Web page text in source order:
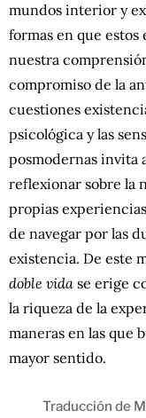
mundos interior y
formas en que
nuestra
compromiso de la
cuestiones
psicológica y las
posmodernas invita
reflexionar sobre la
propias
de navegar por las
existencia. De este
doble vida se erige
la riqueza de la
maneras en las que
mayor sentido.
Traducción de